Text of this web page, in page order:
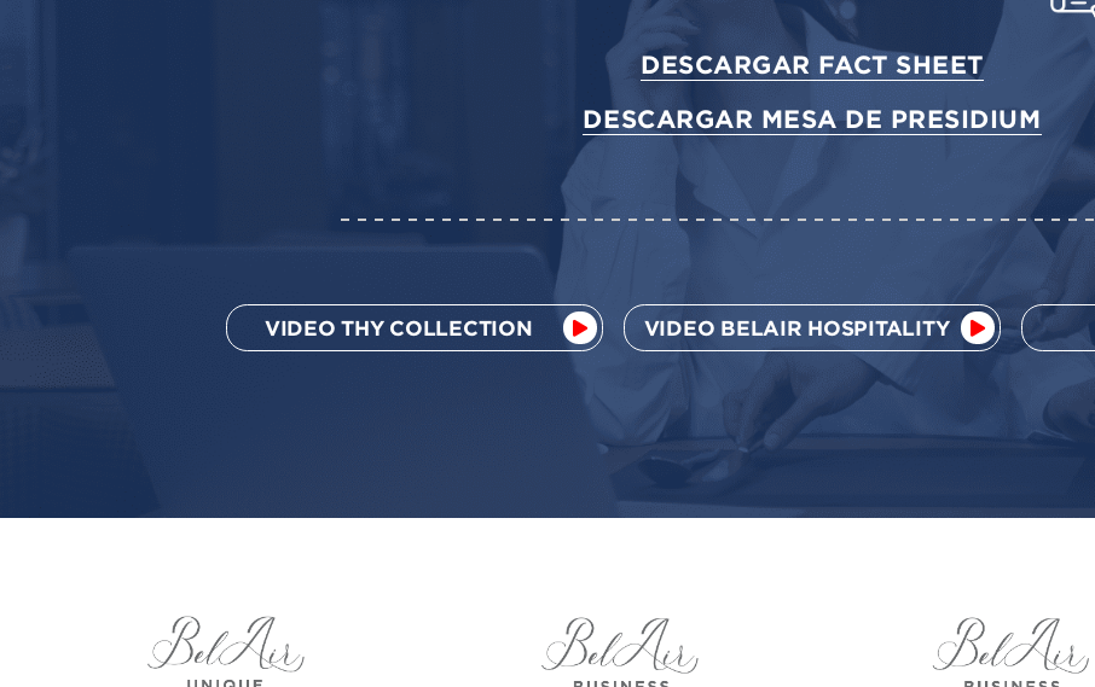
DESCARGAR FACT SHEET
DESCARGAR MESA DE PRESIDIUM
VIDEO THY COLLECTION VIDEO BELAIR HOSPITALITY